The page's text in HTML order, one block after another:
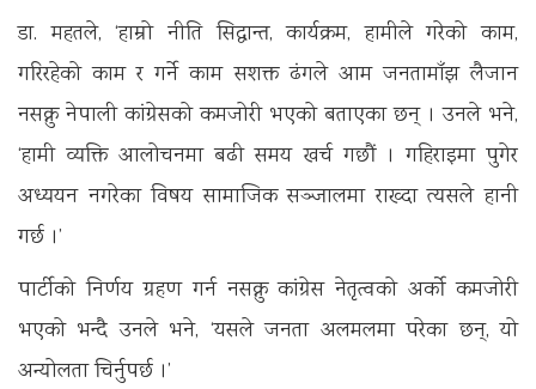
डा. महतले, ‘हाम्रो नीति सिद्धान्त, कार्यक्रम, हामीले गरेको काम,
गरिरहेको काम र गर्ने काम सशक्त ढंगले आम जनतामाँझ लैजान
नसक्नु नेपाली कांग्रेसको कमजोरी भएको बताएका छन् । उनले भने,
‘हामी व्यक्ति आलोचनमा बढी समय खर्च गछौं । गहिराइमा पुगेर
अध्ययन नगरेका विषय सामाजिक सञ्जालमा राख्दा त्यसले हानी
गर्छ ।’
पार्टीको निर्णय ग्रहण गर्न नसक्नु कांग्रेस नेतृत्वको अर्को कमजोरी
भएको भन्दै उनले भने, ‘यसले जनता अलमलमा परेका छन्, यो
अन्योलता चिर्नुपर्छ ।’